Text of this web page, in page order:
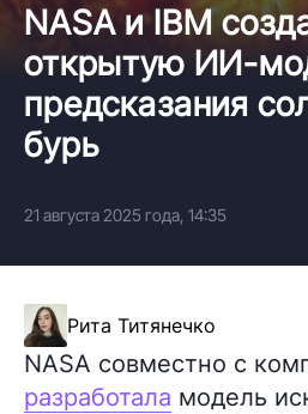
NASA и IBM
открытую ИИ-
предсказания
бурь
21 августа 2025 года, 14:35
Рита Титянечко
NASA совместно с
разработала модель